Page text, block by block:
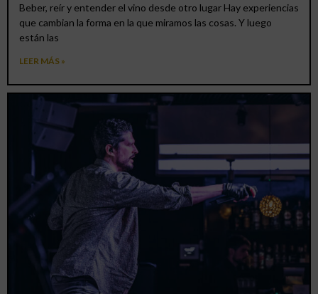
Beber, reír y entender el vino desde otro lugar Hay experiencias
que cambian la forma en la que miramos las cosas. Y luego
están las
LEER MÁS »